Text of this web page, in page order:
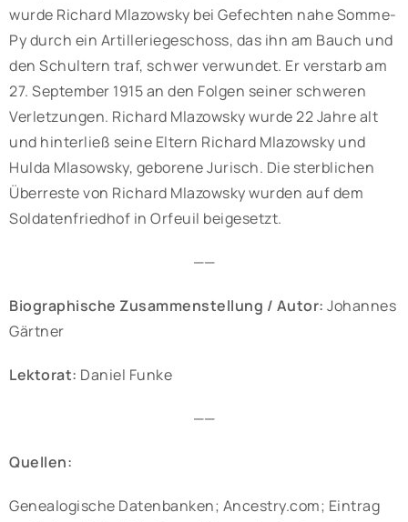
wurde Richard Mlazowsky bei Gefechten nahe Somme-
Py durch ein Artilleriegeschoss, das ihn am Bauch und
den Schultern traf, schwer verwundet. Er verstarb am
27. September 1915 an den Folgen seiner schweren
Verletzungen. Richard Mlazowsky wurde 22 Jahre alt
und hinterließ seine Eltern Richard Mlazowsky und
Hulda Mlasowsky, geborene Jurisch. Die sterblichen
Überreste von Richard Mlazowsky wurden auf dem
Soldatenfriedhof in Orfeuil beigesetzt.
——
Biographische Zusammenstellung / Autor: Johannes
Gärtner
Lektorat: Daniel Funke
——
Quellen:
Genealogische Datenbanken; Ancestry.com; Eintrag